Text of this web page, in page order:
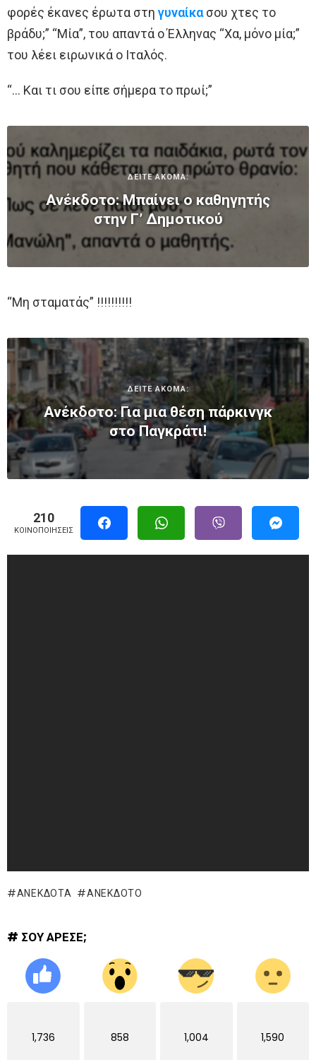
φορές έκανες έρωτα στη γυναίκασου χτες το
βράδυ;” “Μία”, του απαντά ο Έλληνας “Χα, μόνο μία;”
του λέει ειρωνικά ο Ιταλός.
“… Και τι σου είπε σήμερα το πρωί;”
ΔΕΙΤΕ ΑΚΟΜΑ:
Ανέκδοτο: Μπαίνει ο καθηγητής
στην Γ’ Δημοτικού
“Μη σταματάς” !!!!!!!!!!
ΔΕΙΤΕ ΑΚΟΜΑ:
Ανέκδοτο: Για μια θέση πάρκινγκ
στο Παγκράτι!
210
ΚΟΙΝΟΠΟΙΉΣΕΙΣ
ΑΝΕΚΔΟΤΑ ΑΝΕΚΔΟΤΟ
# ΣΟΥ ΑΡΕΣΕ;
1,736 858 1,004 1,590